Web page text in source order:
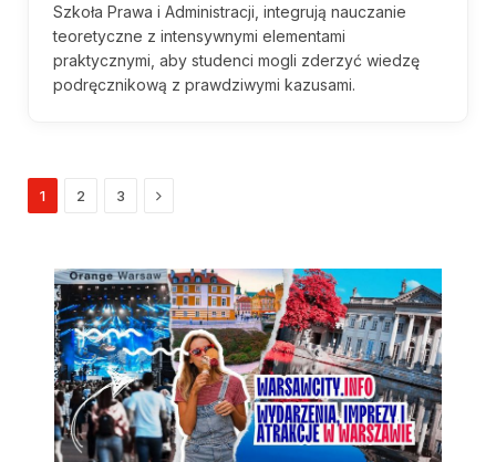
Szkoła Prawa i Administracji, integrują nauczanie
teoretyczne z intensywnymi elementami
praktycznymi, aby studenci mogli zderzyć wiedzę
podręcznikową z prawdziwymi kazusami.
1 2 3 Next